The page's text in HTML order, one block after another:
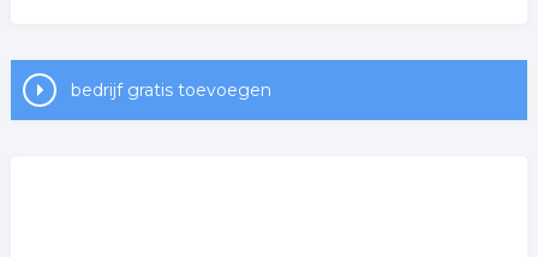
bedrijf gratis toevoegen